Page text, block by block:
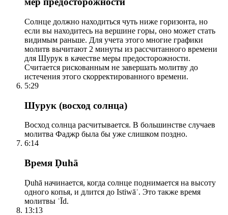
Солнце должно находиться чуть ниже горизонта, но
если вы находитесь на вершине горы, оно может стать
видимым раньше. Для учета этого многие графики
молитв вычитают 2 минуты из рассчитанного времени
для Шурук в качестве меры предосторожности.
Считается рискованным не завершать молитву до
истечения этого скорректированного времени.
5:29
Шурук (восход солнца)
Восход солнца расчитывается. В большинстве случаев
молитва Фаджр была бы уже слишком поздно.
6:14
Время Ḍuhā
Ḍuhā начинается, когда солнце поднимается на высоту
одного копья, и длится до Istiwāʾ. Это также время
молитвы ʿĪd.
13:13